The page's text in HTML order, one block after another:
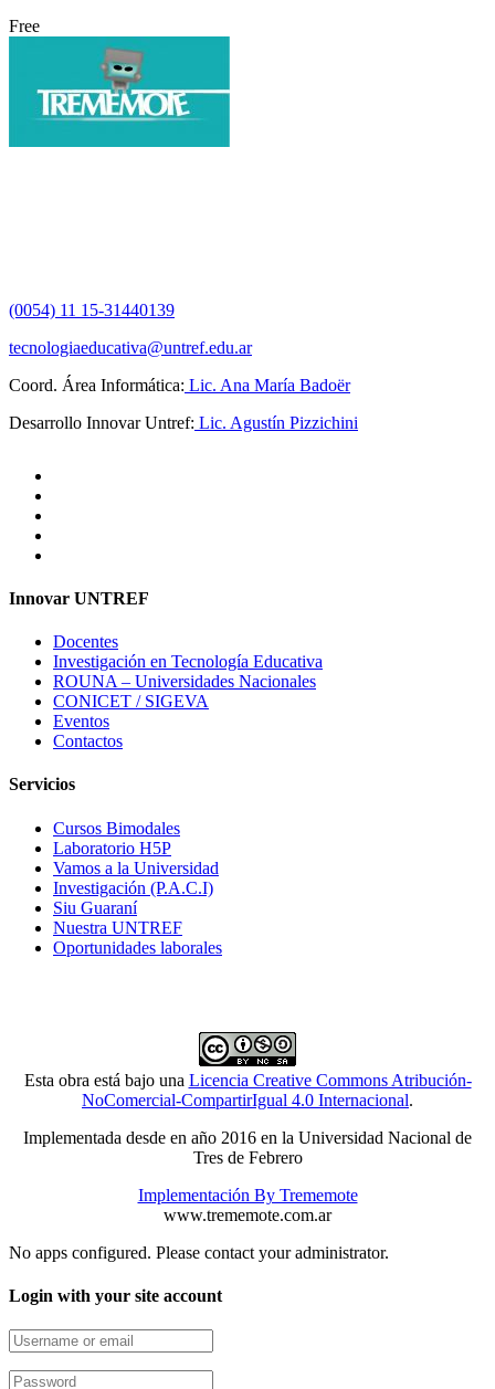
Free
(0054) 11 15-31440139
tecnologiaeducativa@untref.edu.ar
Coord. Área Informática: Lic. Ana María Badoër
Desarrollo Innovar Untref: Lic. Agustín Pizzichini
Innovar UNTREF
Docentes
Investigación en Tecnología Educativa
ROUNA – Universidades Nacionales
CONICET / SIGEVA
Eventos
Contactos
Servicios
Cursos Bimodales
Laboratorio H5P
Vamos a la Universidad
Investigación (P.A.C.I)
Siu Guaraní
Nuestra UNTREF
Oportunidades laborales
Esta obra está bajo una Licencia Creative Commons Atribución-
NoComercial-CompartirIgual 4.0 Internacional.
Implementada desde en año 2016 en la Universidad Nacional de
Tres de Febrero
Implementación By Trememote
www.trememote.com.ar
No apps configured. Please contact your administrator.
Login with your site account